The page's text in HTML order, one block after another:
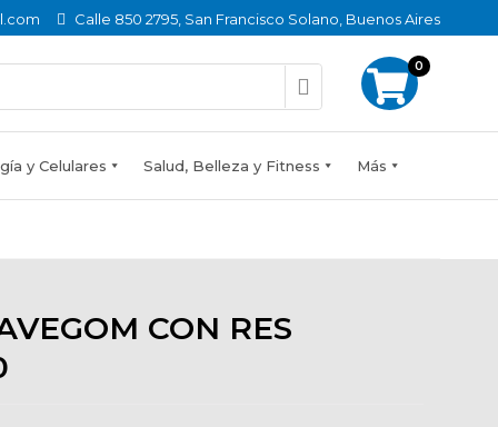
Calle 850 2795, San Francisco Solano, Buenos Aires
0
y Celulares Salud, Belleza y Fitness Más
CON RES